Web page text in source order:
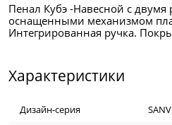
Пенал Кубэ -Навесной с
оснащенными механизмом
Интегрированная ручка.
Характеристики
Дизайн-серия